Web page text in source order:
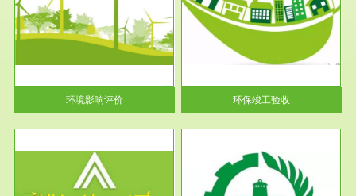
环境影响评价
环保竣工验收
根据《建设项目环境保护管理条
例》第十七条 编制环境影响报
告书、...
环保竣工验收
服务范围